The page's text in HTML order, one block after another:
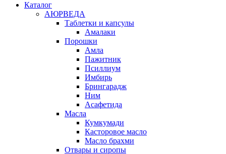
Каталог
АЮРВЕДА
Таблетки и капсулы
Амалаки
Порошки
Амла
Пажитник
Псиллиум
Имбирь
Брингарадж
Ним
Асафетида
Масла
Кумкумади
Касторовое масло
Масло брахми
Отвары и сиропы